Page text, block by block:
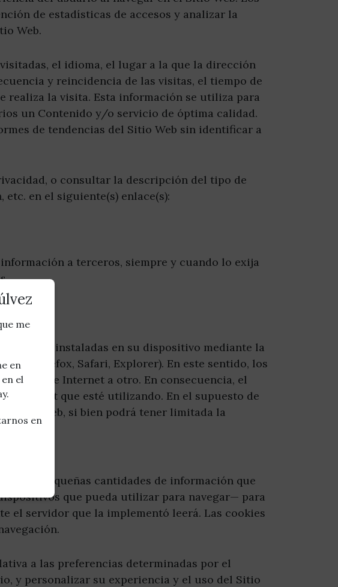
de estadísticas de accesos y analizar la
Web.
el idioma, el lugar a la que la dirección
y reincidencia de las visitas, el tiempo de
realiza la visita. Esta información se utiliza para
un Contenido y/o servicio de óptima calidad.
de tendencias del Sitio Web sin identificar a
o consultar la descripción del tipo de
en el siguiente(s) enlace(s):
a terceros, siempre y cuando lo exija
instaladas en su dispositivo mediante la
Firefox, Safari, Explorer). En este sentido, los
de Internet a otro. En consecuencia, el
Internet que esté utilizando. En el supuesto de
Sitio Web, si bien podrá tener limitada la
son pequeñas cantidades de información que
que pueda utilizar para navegar— para
el servidor que la implementó leerá. Las cookies
a las preferencias determinadas por el
y personalizar su experiencia y el uso del Sitio
me
en
el
en